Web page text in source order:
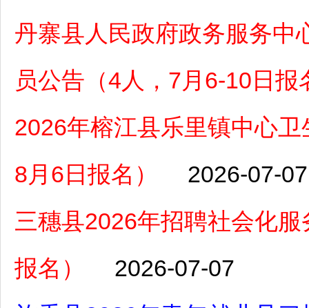
丹寨县人民政府政务服务中
员公告（4人，7月6-10日报
2026年榕江县乐里镇中心
8月6日报名）
2026-07-07
三穗县2026年招聘社会化
报名）
2026-07-07